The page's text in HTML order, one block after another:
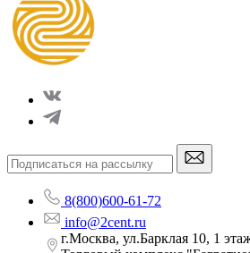
8(800)600-61-72
info@2cent.ru
г.Москва, ул.Барклая 10, 1